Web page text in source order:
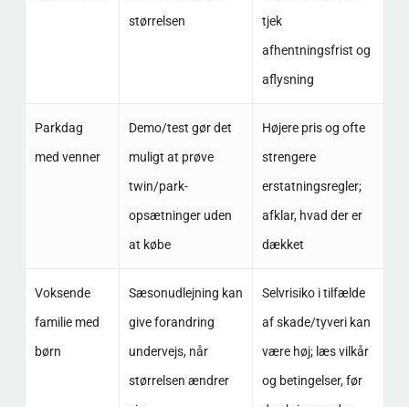
størrelsen
tjek
afhentningsfrist og
aflysning
Parkdag
med venner
Demo/test gør det
muligt at prøve
twin/park-
opsætninger uden
at købe
Højere pris og ofte
strengere
erstatningsregler;
afklar, hvad der er
dækket
Voksende
familie med
børn
Sæsonudlejning kan
give forandring
undervejs, når
størrelsen ændrer
Selvrisiko i tilfælde
af skade/tyveri kan
være høj; læs vilkår
og betingelser, før